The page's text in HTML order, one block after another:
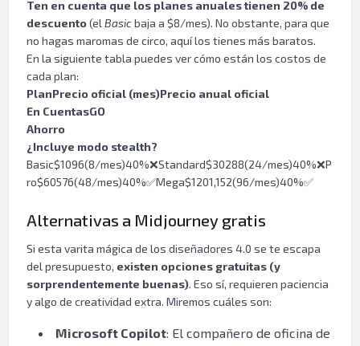
Ten en cuenta que los planes anuales tienen 20% de
descuento(el Basicbaja a $8/mes). No obstante, para que
no hagas maromas de circo, aquí los tienes más baratos.
En la siguiente tabla puedes ver cómo están los costos de
cada plan:
PlanPrecio oficial (mes)Precio anual oficial
En CuentasGO
Ahorro
¿Incluye modo stealth?
Basic$1096(8/mes)40%❌Standard$30288(24/mes)40%❌P
ro$60576(48/mes)40%✅Mega$1201,152(96/mes)40%✅
Alternativas a Midjourney gratis
Si esta varita mágica de los diseñadores 4.0 se te escapa
del presupuesto, existen opciones gratuitas (y
sorprendentemente buenas). Eso sí, requieren paciencia
y algo de creatividad extra. Miremos cuáles son:
Microsoft Copilot: El compañero de oficina de